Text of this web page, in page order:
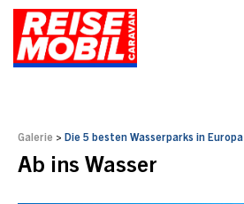
Galerie > Die 5 besten Wasserparks in Europa
Ab ins Wasser